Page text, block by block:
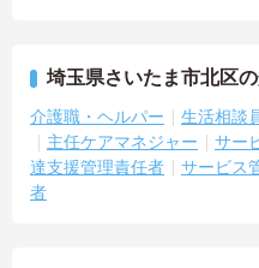
埼玉県さいたま市北区
介護職・ヘルパー 生活相談
主任ケアマネジャー
サー
達支援管理責任者
サービス
者